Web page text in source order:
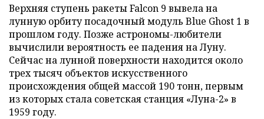
Верхняя ступень ракеты Falcon 9 вывела на
лунную орбиту посадочный модуль Blue Ghost 1 в
прошлом году. Позже астрономы-любители
вычислили вероятность ее падения на Луну.
Сейчас на лунной поверхности находится около
трех тысяч объектов искусственного
происхождения общей массой 190 тонн, первым
из которых стала советская станция «Луна-2» в
1959 году.